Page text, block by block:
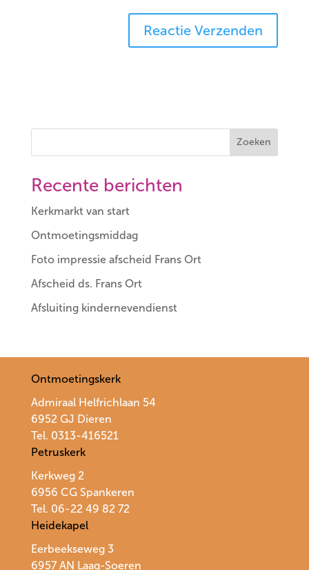
Zoeken
Recente berichten
Kerkmarkt van start
Ontmoetingsmiddag
Foto impressie afscheid Frans Ort
Afscheid ds. Frans Ort
Afsluiting kindernevendienst
Ontmoetingskerk
Admiraal Helfrichlaan 54
6952 GJ Dieren
Tel. 0313-416521
Petruskerk
Kerkweg 2
6956 CG Spankeren
Tel. 06-22 49 82 72
Heidekapel
Eerbeekseweg 3
6957 AN Laag-Soeren